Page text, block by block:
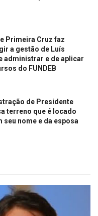
Primeira Cruz faz
a gestão de Luís
administrar e de aplicar
do FUNDEB
de Presidente
terreno que é locado
nome e da esposa